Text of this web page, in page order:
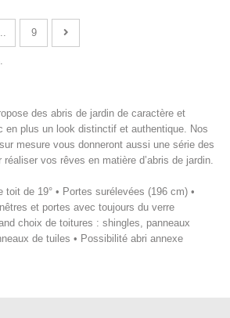
9
des abris de jardin de caractère et
en plus un look distinctif et authentique. Nos
mesure vous donneront aussi une série des
vos rêves en matière d’abris de jardin.
toit de 19° • Portes surélevées (196 cm) •
et portes avec toujours du verre
choix de toitures : shingles, panneaux
de tuiles • Possibilité abri annexe